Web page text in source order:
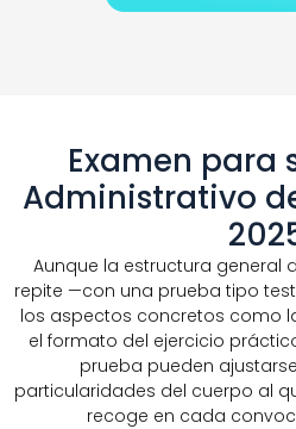
Examen para
Administrativo
Aunque la estructura general
repite —con una prueba tipo
los aspectos concretos como
el formato del ejercicio
prueba pueden
particularidades del cuerpo al
recoge en cada